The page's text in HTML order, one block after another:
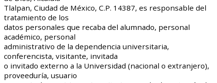
Tlalpan, Ciudad de México, C.P. 14387, es responsable del
tratamiento de los
datos personales que recaba del alumnado, personal
académico, personal
administrativo de la dependencia universitaria,
conferencista, visitante, invitada
o invitado externo a la Universidad (nacional o extranjero),
proveeduría, usuario